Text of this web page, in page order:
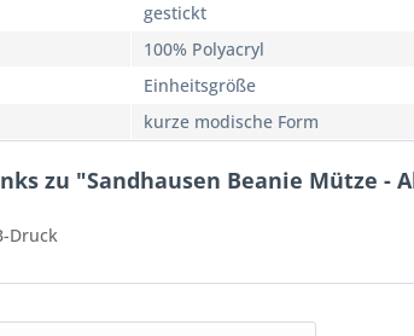
gestickt
100% Polyacryl
Einheitsgröße
kurze modische Form
zu "Sandhausen Beanie Mütze
Druck